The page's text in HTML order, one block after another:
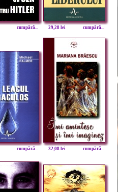
cumpără... 29,28 lei cumpără...
cumpără... 32,08 lei cumpără...